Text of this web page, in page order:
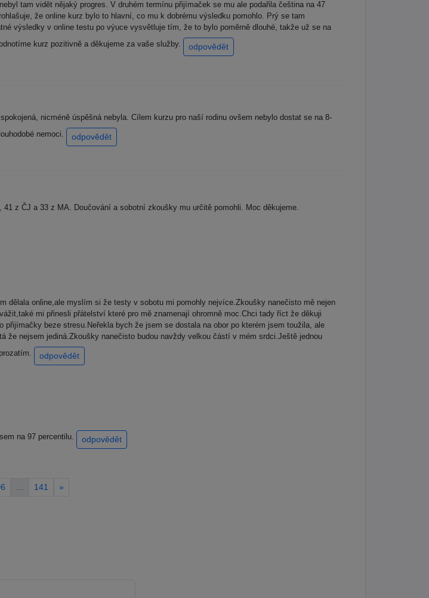
tam vidět nějaký progres. V druhém termínu přijímaček se mu ale podařila čeština na 47
že online kurz bylo to hlavní, co mu k dobrému výsledku pomohlo. Prý se tam
výsledky v online testu po výuce vysvětluje tím, že to bylo poměrně dlouhé, takže už se na
kurz pozitivně a děkujeme za vaše služby.
odpovědět
nicméně úspěšná nebyla. Cílem kurzu pro naší rodinu ovšem nebylo dostat se na 8-
nemoci.
odpovědět
z ČJ a 33 z MA. Doučování a sobotní zkoušky mu určitě pomohli. Moc děkujeme.
dělala online,ale myslím si že testy v sobotu mi pomohly nejvíce.Zkoušky nanečisto mě nejen
mi přinesli přátelství které pro mě znamenají ohromně moc.Chci tady říct že děkuji
beze stresu.Neřekla bych že jsem se dostala na obor po kterém jsem toužila, ale
nejsem jediná.Zkoušky nanečisto budou navždy velkou částí v mém srdci.Ještě jednou
odpovědět
na 97 percentilu. odpovědět
141 »